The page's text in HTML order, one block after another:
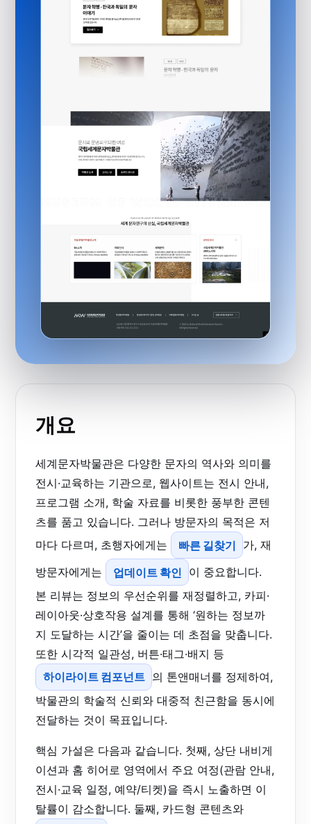
개요
세계문자박물관은 다양한 문자의 역사와 의미를
전시·교육하는 기관으로, 웹사이트는 전시 안내,
프로그램 소개, 학술 자료를 비롯한 풍부한 콘텐
츠를 품고 있습니다. 그러나 방문자의 목적은 저
마다 다르며, 초행자에게는
빠른 길찾기 가, 재
방문자에게는
업데이트 확인 이 중요합니다.
본 리뷰는 정보의 우선순위를 재정렬하고, 카피·
레이아웃·상호작용 설계를 통해 ‘원하는 정보까
지 도달하는 시간’을 줄이는 데 초점을 맞춥니다.
또한 시각적 일관성, 버튼·태그·배지 등
하이라이트 컴포넌트 의 톤앤매너를 정제하여,
박물관의 학술적 신뢰와 대중적 친근함을 동시에
전달하는 것이 목표입니다.
핵심 가설은 다음과 같습니다. 첫째, 상단 내비게
이션과 홈 히어로 영역에서 주요 여정(관람 안내,
전시·교육 일정, 예약/티켓)을 즉시 노출하면 이
탈률이 감소합니다. 둘째, 카드형 콘텐츠와